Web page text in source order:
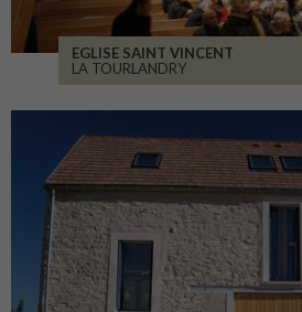
EGLISE SAINT VINCENT
LA TOURLANDRY